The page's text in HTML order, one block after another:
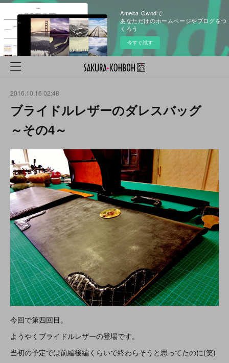
Ameba Owndで
あなただけのホームページやブログをつ
くろう
今すぐ試す
2016.10.16 02:48
ブライドルレザーのダレスバッグ
～その4～
今回で第四回目。
ようやくブライドルレザーの登場です。
当初の予定では前編後編くらいで終わらそうと思ってたのに(笑)